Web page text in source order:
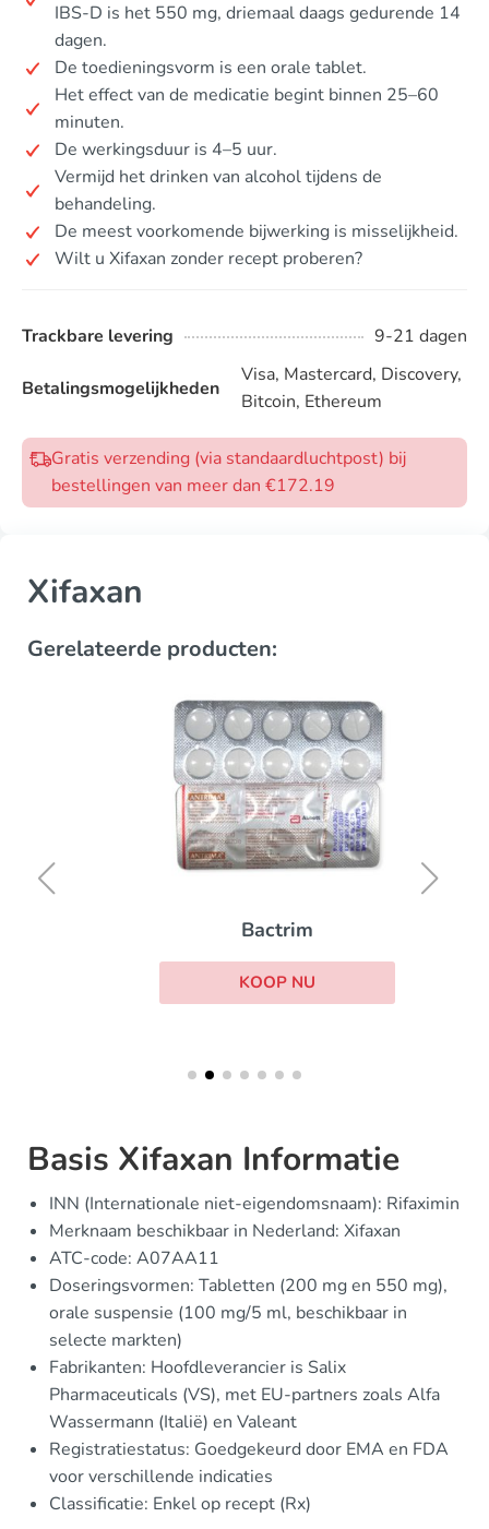
IBS-D is het 550 mg, driemaal daags gedurende 14
dagen.
De toedieningsvorm is een orale tablet.
Het effect van de medicatie begint binnen 25–60
minuten.
De werkingsduur is 4–5 uur.
Vermijd het drinken van alcohol tijdens de
behandeling.
De meest voorkomende bijwerking is misselijkheid.
Wilt u Xifaxan zonder recept proberen?
Trackbare levering 9-21 dagen
Betalingsmogelijkheden
Visa, Mastercard, Discovery,
Bitcoin, Ethereum
Gratis verzending (via standaardluchtpost) bij
bestellingen van meer dan €172.19
Xifaxan
Gerelateerde producten:
Bactrim
KOOP NU
Basis Xifaxan Informatie
INN (Internationale niet-eigendomsnaam): Rifaximin
Merknaam beschikbaar in Nederland: Xifaxan
ATC-code: A07AA11
Doseringsvormen: Tabletten (200 mg en 550 mg),
orale suspensie (100 mg/5 ml, beschikbaar in
selecte markten)
Fabrikanten: Hoofdleverancier is Salix
Pharmaceuticals (VS), met EU-partners zoals Alfa
Wassermann (Italië) en Valeant
Registratiestatus: Goedgekeurd door EMA en FDA
voor verschillende indicaties
Classificatie: Enkel op recept (Rx)